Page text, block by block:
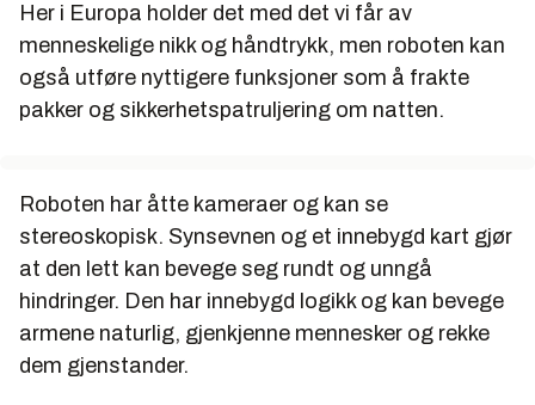
Her i Europa holder det med det vi får av
menneskelige nikk og håndtrykk, men roboten kan
også utføre nyttigere funksjoner som å frakte
pakker og sikkerhetspatruljering om natten.
Roboten har åtte kameraer og kan se
stereoskopisk. Synsevnen og et innebygd kart gjør
at den lett kan bevege seg rundt og unngå
hindringer. Den har innebygd logikk og kan bevege
armene naturlig, gjenkjenne mennesker og rekke
dem gjenstander.